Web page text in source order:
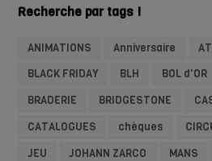
Recherche par tags !
ANIMATIONS Anniversaire
BLACK FRIDAY
BLH BOL d'OR
BRADERIE
BRIDGESTONE
CATALOGUES
chèques
JEU
JOHANN ZARCO MANS